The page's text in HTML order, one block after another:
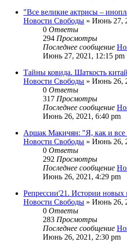
"Все великие актрисы –
Новости Свободы » Июнь 27,
0 Ответы
294 Просмотры
Последнее сообщение
Июнь 27, 2021, 12:15 pm
Тайны ковида. Шаткость
Новости Свободы » Июнь 26,
0 Ответы
317 Просмотры
Последнее сообщение
Июнь 26, 2021, 6:40 pm
Аршак Макичян: "Я, как и все
Новости Свободы » Июнь 26,
0 Ответы
292 Просмотры
Последнее сообщение
Июнь 26, 2021, 4:29 pm
Репрессии'21. Истории новых
Новости Свободы » Июнь 26,
0 Ответы
283 Просмотры
Последнее сообщение
Июнь 26, 2021, 2:30 pm